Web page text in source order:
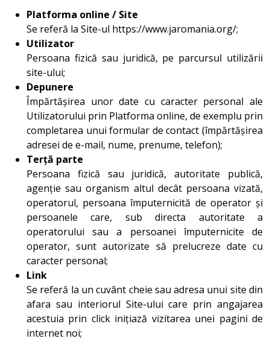
Platforma online / Site
Se referă la Site-ul https://www.jaromania.org/;
Utilizator
Persoana fizică sau juridică, pe parcursul utilizării
site-ului;
Depunere
Împărtășirea unor date cu caracter personal ale
Utilizatorului prin Platforma online, de exemplu prin
completarea unui formular de contact (împărtășirea
adresei de e-mail, nume, prenume, telefon);
Terță parte
Persoana fizică sau juridică, autoritate publică,
agenție sau organism altul decât persoana vizată,
operatorul, persoana împuternicită de operator și
persoanele care, sub directa autoritate a
operatorului sau a persoanei împuternicite de
operator, sunt autorizate să prelucreze date cu
caracter personal;
Link
Se referă la un cuvânt cheie sau adresa unui site din
afara sau interiorul Site-ului care prin angajarea
acestuia prin click inițiază vizitarea unei pagini de
internet noi;